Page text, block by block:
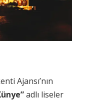
Ajansı’nın
adlı liseler